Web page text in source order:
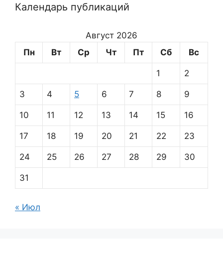
Календарь публикаций
Август 2026
Пн
Вт Ср Чт Пт Сб Вс
1 2
3 4 5 6 7 8 9
10 11 12 13 14 15 16
17 18 19 20 21 22 23
24 25 26 27 28 29 30
31
« Июл